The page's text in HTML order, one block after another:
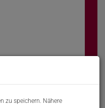
zu speichern. Nähere